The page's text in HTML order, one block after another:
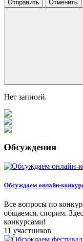
Отправить Отменить
Нет записей.
Обсуждения
Обсуждаем онлайн-
Все вопросы по
общаемся, спорим.
конкурсами!
11 участников